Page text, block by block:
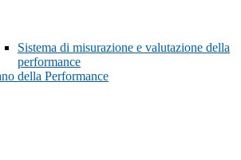
Sistema di misurazione e valutazione della
performance
della Performance